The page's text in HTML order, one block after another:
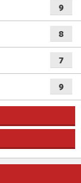
9
8
7
9